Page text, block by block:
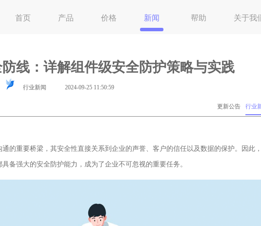
首页 产品 价格 新闻 帮助 关于我
线：详解组件级安全防护策略与实践
行业新闻 2024-09-25 11:50:59
行业
更新公告
重要桥梁，其安全性直接关系到企业的声誉、客户的信任以及数据的保护。因此
备强大的安全防护能力，成为了企业不可忽视的重要任务。